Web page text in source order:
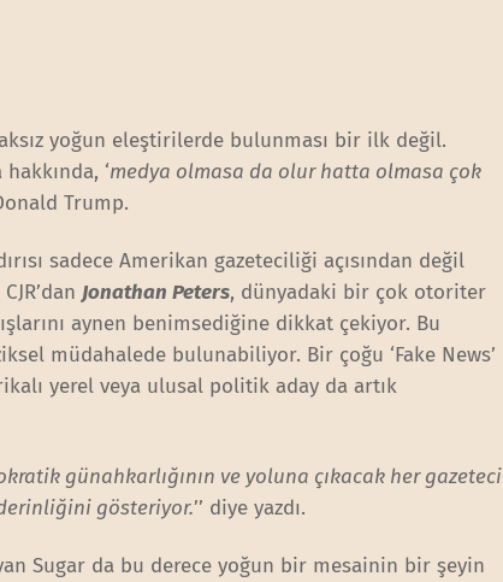
yoğun eleştirilerde bulunması bir ilk değil.
‘medya olmasa da olur hatta olmasa çok
Trump.
sadece Amerikan gazeteciliği açısından değil
Jonathan Peters, dünyadaki bir çok otoriter
aynen benimsediğine dikkat çekiyor. Bu
müdahalede bulunabiliyor. Bir çoğu ‘Fake News’
yerel veya ulusal politik aday da artık
günahkarlığının ve yoluna çıkacak her gazeteci
gösteriyor.’’ diye yazdı.
Sugar da bu derece yoğun bir mesainin bir şeyin